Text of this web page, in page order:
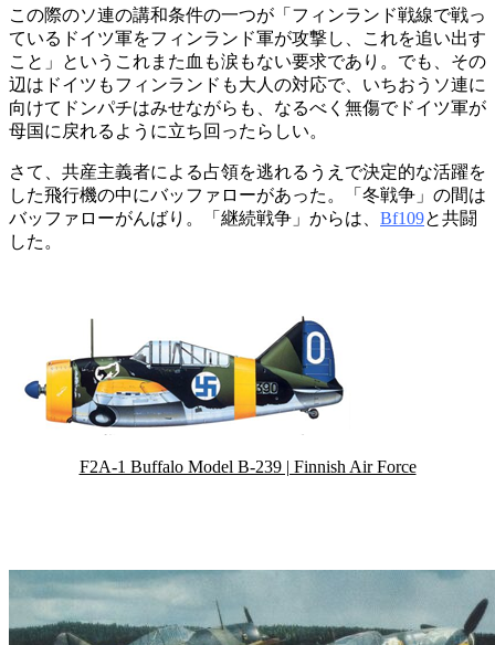
この際のソ連の講和条件の一つが「フィンランド戦線で戦っ
ているドイツ軍をフィンランド軍が攻撃し、これを追い出す
こと」というこれまた血も涙もない要求であり。でも、その
辺はドイツもフィンランドも大人の対応で、いちおうソ連に
向けてドンパチはみせながらも、なるべく無傷でドイツ軍が
母国に戻れるように立ち回ったらしい。
さて、共産主義者による占領を逃れるうえで決定的な活躍を
した飛行機の中にバッファローがあった。「冬戦争」の間は
バッファローがんばり。「継続戦争」からは、 Bf109と共闘
した。
F2A-1 Buffalo Model B-239 | Finnish Air Force